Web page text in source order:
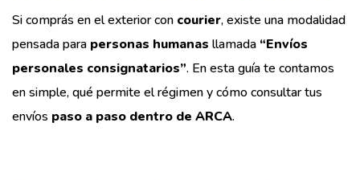
Si comprás en el exterior con courier, existe una modalidad
pensada para personas humanas llamada “Envíos
personales consignatarios”. En esta guía te contamos
en simple, qué permite el régimen y cómo consultar tus
envíos paso a paso dentro de ARCA.